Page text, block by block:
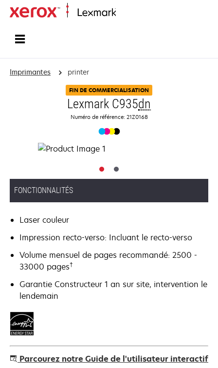
Imprimantes printer
FIN DE COMMERCIALISATION
Lexmark C935dn
Numéro de référence: 21Z0168
FONCTIONNALITÉS
Laser couleur
Impression recto-verso: Incluant le recto-verso
Volume mensuel de pages recommandé: 2500 -
33000 pages†
Garantie Constructeur 1 an sur site, intervention le
lendemain
Parcourez notre Guide de l'utilisateur interactif